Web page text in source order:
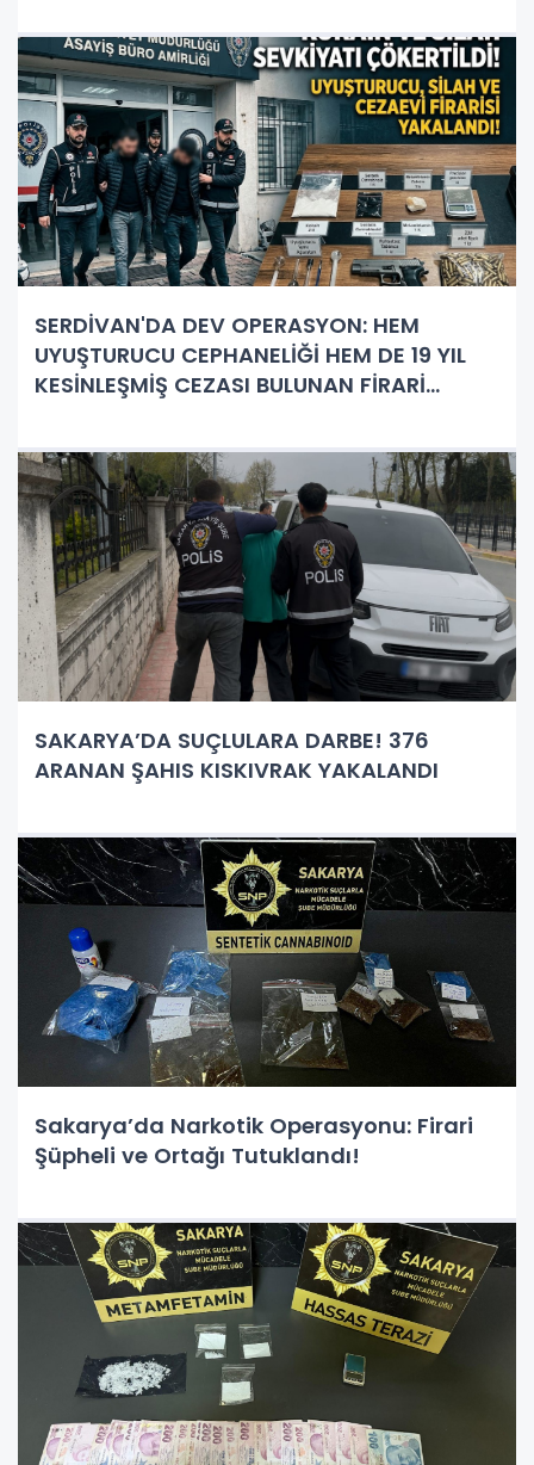
SERDİVAN'DA DEV OPERASYON: HEM
UYUŞTURUCU CEPHANELİĞİ HEM DE 19 YIL
KESİNLEŞMİŞ CEZASI BULUNAN FİRARİ
SAKARYA’DA SUÇLULARA DARBE! 376
ARANAN ŞAHIS KISKIVRAK YAKALANDI
Sakarya’da Narkotik Operasyonu: Firari
Şüpheli ve Ortağı Tutuklandı!